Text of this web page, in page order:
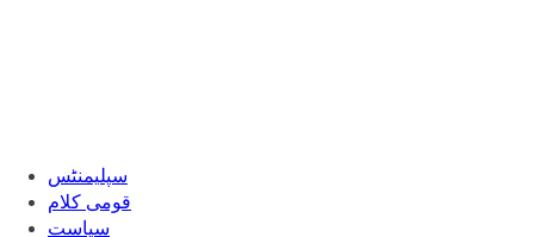
سپلیمنٹس
قومی کلام
سیاست